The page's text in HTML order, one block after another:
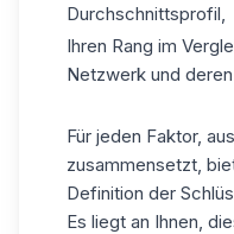
Durchschnittsprofil,
Ihren Rang im
Netzwerk und
Für jeden Faktor,
zusammensetzt,
Definition der
Es liegt an Ihnen,